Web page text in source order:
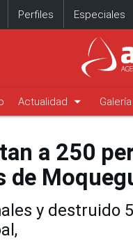
Perfiles Especiales
Actualidad arrow_drop_down Galería
a 250
de
y destruido